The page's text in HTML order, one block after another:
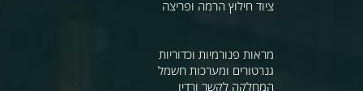
ציוד חילוץ הרמה ופריצה
מראות פנורמיות וכדוריות
גנרטורים ומערכות חשמל
המחלקה לקשר ורדיו